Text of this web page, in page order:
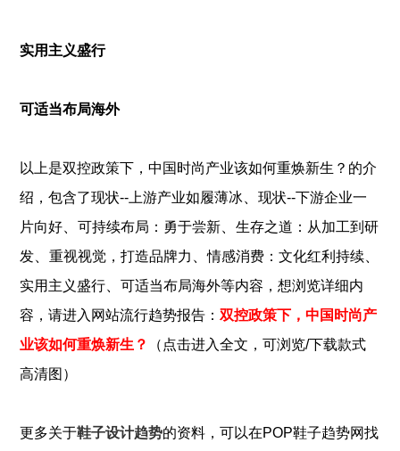
实用主义盛行
可适当布局海外
以上是双控政策下，中国时尚产业该如何重焕新生？ 的介
绍，包含了现状--上游产业如履薄冰、现状--下游企业一
片向好、可持续布局：勇于尝新、生存之道：从加工到研
发、重视视觉，打造品牌力 、情感消费：文化红利持续、
实用主义盛行、可适当布局海外等内容，想浏览详细内
容，请进入网站流行趋势报告：双控政策下，中国时尚产
业该如何重焕新生？
（点击进入全文，可浏览/下载款式
高清图）
更多关于鞋子设计趋势的资料，可以在POP鞋子趋势网找